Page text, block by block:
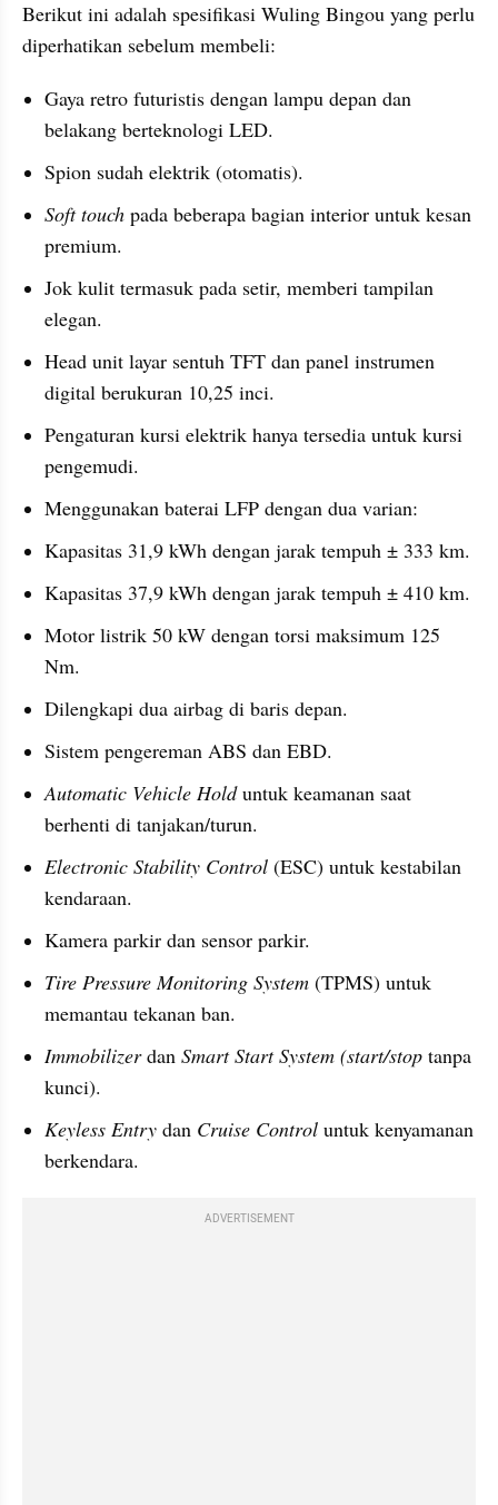
Berikut ini adalah spesifikasi Wuling Bingou yang perlu
diperhatikan sebelum membeli:
Gaya retro futuristis dengan lampu depan dan
belakang berteknologi LED.
Spion sudah elektrik (otomatis).
Soft touch pada beberapa bagian interior untuk kesan
premium.
Jok kulit termasuk pada setir, memberi tampilan
elegan.
Head unit layar sentuh TFT dan panel instrumen
digital berukuran 10,25 inci.
Pengaturan kursi elektrik hanya tersedia untuk kursi
pengemudi.
Menggunakan baterai LFP dengan dua varian:
Kapasitas 31,9 kWh dengan jarak tempuh ± 333 km.
Kapasitas 37,9 kWh dengan jarak tempuh ± 410 km.
Motor listrik 50 kW dengan torsi maksimum 125
Nm.
Dilengkapi dua airbag di baris depan.
Sistem pengereman ABS dan EBD.
Automatic Vehicle Hold untuk keamanan saat
berhenti di tanjakan/turun.
Electronic Stability Control (ESC) untuk kestabilan
kendaraan.
Kamera parkir dan sensor parkir.
Tire Pressure Monitoring System (TPMS) untuk
memantau tekanan ban.
Immobilizer dan Smart Start System (start/stop tanpa
kunci).
Keyless Entry dan Cruise Control untuk kenyamanan
berkendara.
ADVERTISEMENT